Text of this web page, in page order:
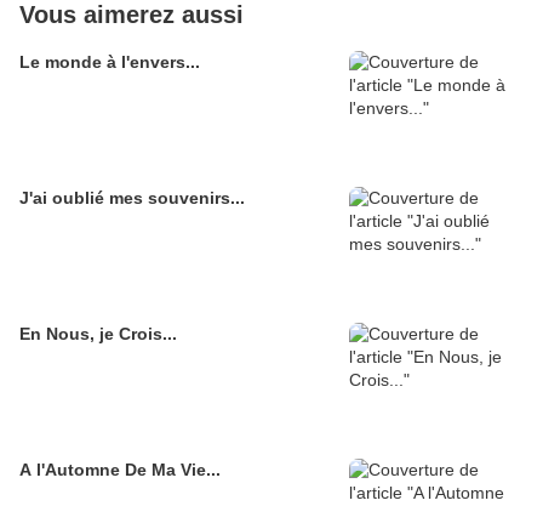
Vous aimerez aussi
Le monde à l'envers...
J'ai oublié mes souvenirs...
En Nous, je Crois...
A l'Automne De Ma Vie...